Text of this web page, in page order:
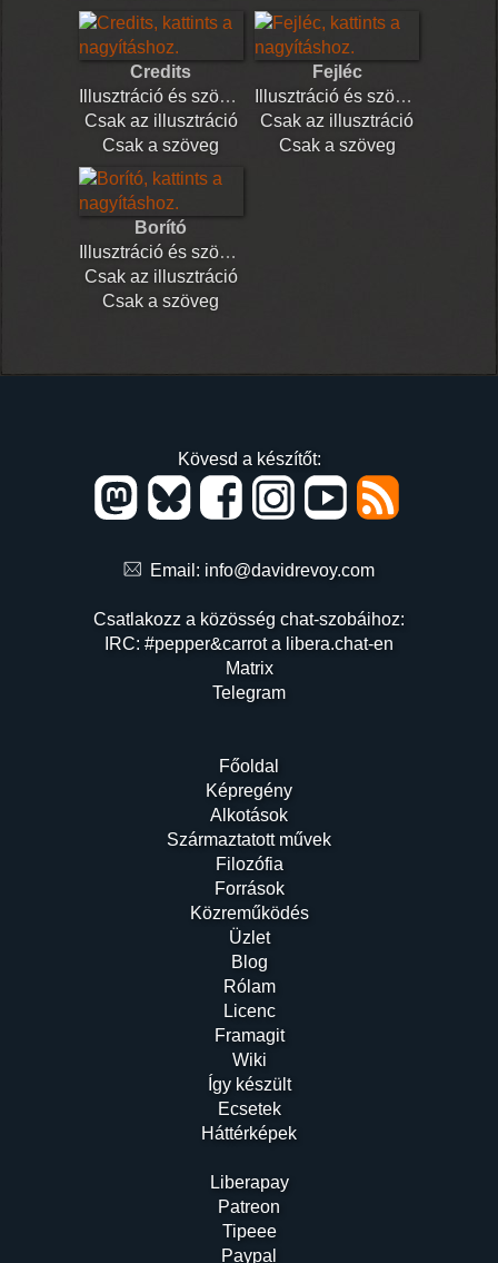
Credits
Illusztráció és szöveg
Csak az illusztráció
Csak a szöveg
Fejléc
Illusztráció és szöveg
Csak az illusztráció
Csak a szöveg
Borító
Illusztráció és szöveg
Csak az illusztráció
Csak a szöveg
Kövesd a készítőt:
Email: info@davidrevoy.com
Csatlakozz a közösség chat-szobáihoz:
IRC: #pepper&carrot a libera.chat-en
Matrix
Telegram
Főoldal
Képregény
Alkotások
Származtatott művek
Filozófia
Források
Közreműködés
Üzlet
Blog
Rólam
Licenc
Framagit
Wiki
Így készült
Ecsetek
Háttérképek
Liberapay
Patreon
Tipeee
Paypal